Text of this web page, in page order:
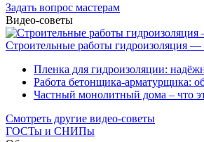
Задать вопрос мастерам
Видео-советы
Строительные работы гидроизоляция —
Пленка для гидроизоляции:
Работа бетонщика-арматурщика:
Частный монолитный дома – что
Смотреть другие видео-советы
ГОСТы и СНИПы